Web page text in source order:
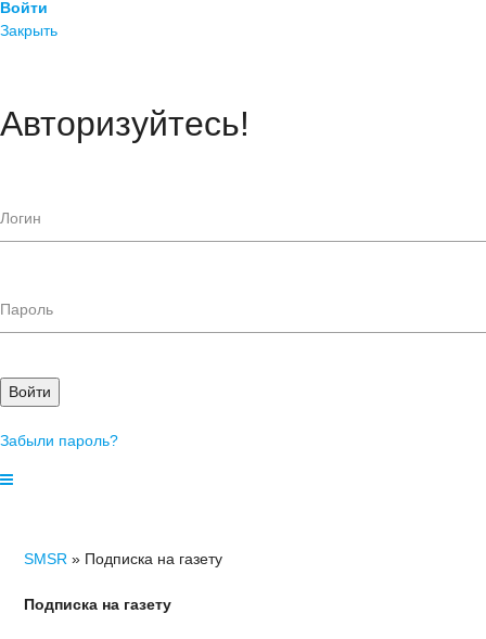
Войти
Закрыть
Авторизуйтесь!
Войти
Забыли пароль?
SMSR » Подписка на газету
Подписка на газету